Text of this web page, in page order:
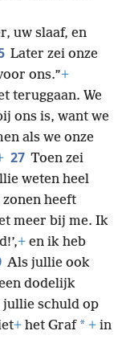
uw slaaf, en
Later zei onze
ons.”+
teruggaan. We
ons is, want we
als we onze
27 Toen zei
weten heel
heeft
meer bij me. Ik
+ en ik heb
Als jullie ook
dodelijk
schuld op
+ het Graf * + in